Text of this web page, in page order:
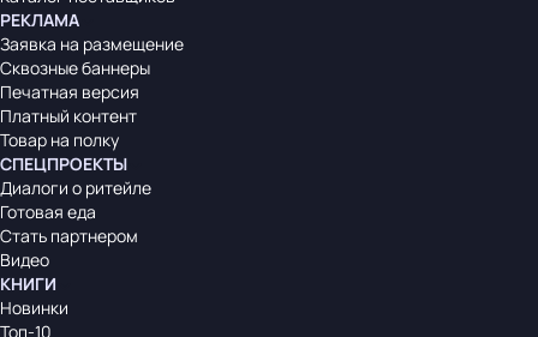
РЕКЛАМА
Заявка на размещение
Сквозные баннеры
Печатная версия
Платный контент
Товар на полку
СПЕЦПРОЕКТЫ
Диалоги о ритейле
Готовая еда
Стать партнером
Видео
КНИГИ
Новинки
Топ-10